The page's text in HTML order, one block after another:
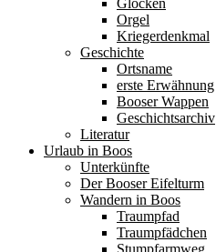
Glocken
Orgel
Kriegerdenkmal
Geschichte
Ortsname
erste Erwähnung
Booser Wappen
Geschichtsarchiv
Literatur
Urlaub in Boos
Unterkünfte
Der Booser Eifelturm
Wandern in Boos
Traumpfad
Traumpfädchen
Stumpfarmweg